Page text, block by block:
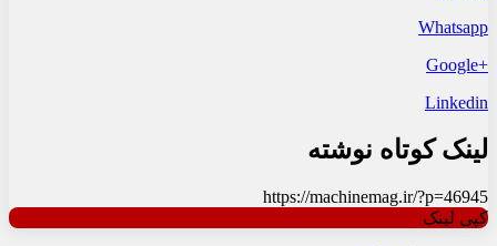
Whatsapp
+Google
Linkedin
لینک کوتاه نوشته
https://machinemag.ir/?p=46945
کپی لینک